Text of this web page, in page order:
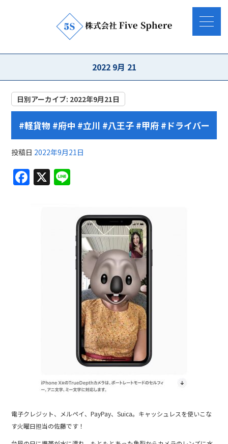
2022 9月 21
日別アーカイブ: 2022年9月21日
#軽貨物 #府中 #立川 #八王子 #甲府 #ドライバー
投稿日 2022年9月21日
F X
電子クレジット、メルペイ、PayPay、Suica。キャッシュレスを使いこな
す火曜日担当の佐藤です！